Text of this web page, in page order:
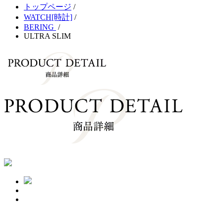
トップページ /
WATCH[時計] /
BERING /
ULTRA SLIM